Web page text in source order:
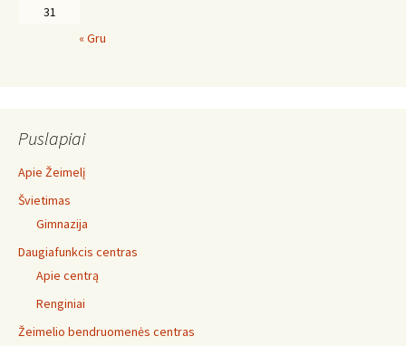
31
« Gru
Puslapiai
Apie Žeimelį
Švietimas
Gimnazija
Daugiafunkcis centras
Apie centrą
Renginiai
Žeimelio bendruomenės centras